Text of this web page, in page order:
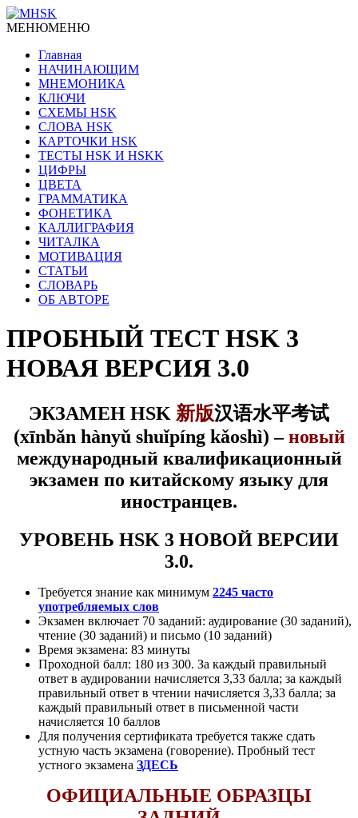
МЕНЮМЕНЮ
Главная
НАЧИНАЮЩИМ
МНЕМОНИКА
КЛЮЧИ
СХЕМЫ HSK
СЛОВА HSK
КАРТОЧКИ HSK
ТЕСТЫ HSK И HSKK
ЦИФРЫ
ЦВЕТА
ГРАММАТИКА
ФОНЕТИКА
КАЛЛИГРАФИЯ
ЧИТАЛКА
МОТИВАЦИЯ
СТАТЬИ
СЛОВАРЬ
ОБ АВТОРЕ
ПРОБНЫЙ ТЕСТ HSK 3
НОВАЯ ВЕРСИЯ 3.0
ЭКЗАМЕН HSK 新版汉语水平考试
(xīnbǎn hànyǔ shuǐpíng kǎoshì) –новый
международный квалификационный
экзамен по китайскому языку для
иностранцев.
УРОВЕНЬ HSK 3 НОВОЙ ВЕРСИИ
3.0.
Требуется знание как минимум 2245 часто
употребляемых слов
Экзамен включает 70 заданий: аудирование (30 заданий),
чтение (30 заданий) и письмо (10 заданий)
Время экзамена: 83 минуты
Проходной балл: 180 из 300. За каждый правильный
ответ в аудировании начисляется 3,33 балла; за каждый
правильный ответ в чтении начисляется 3,33 балла; за
каждый правильный ответ в письменной части
начисляется 10 баллов
Для получения сертификата требуется также сдать
устную часть экзамена (говорение). Пробный тест
устного экзамена ЗДЕСЬ
ОФИЦИАЛЬНЫЕ ОБРАЗЦЫ